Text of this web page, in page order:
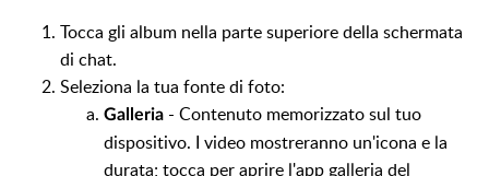
Tocca gli album nella parte superiore della schermata
di chat.
Seleziona la tua fonte di foto:
Galleria - Contenuto memorizzato sul tuo
dispositivo. I video mostreranno un'icona e la
durata; tocca per aprire l'app galleria del